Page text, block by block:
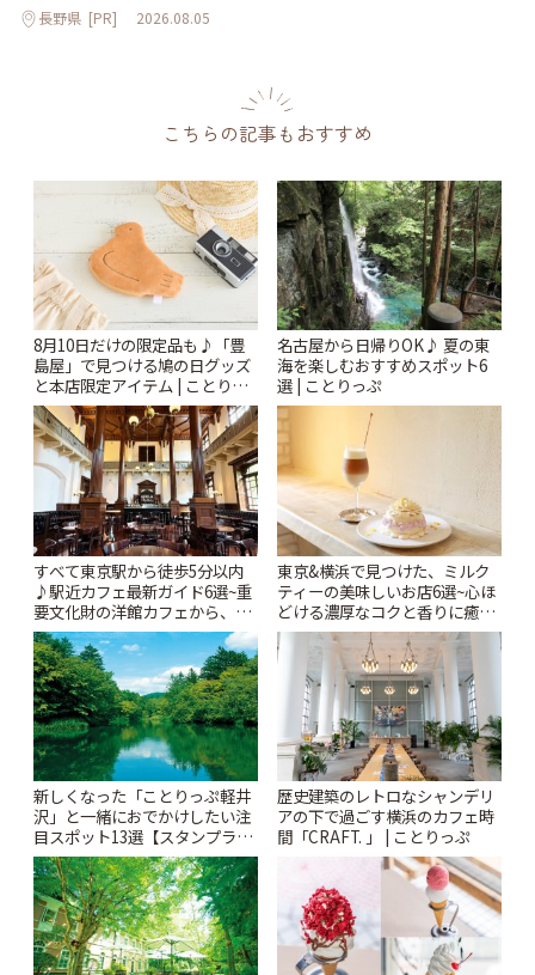
長野県 [PR] 2026.08.05
こちらの記事もおすすめ
8月10日だけの限定品も♪「豊
島屋」で見つける鳩の日グッズ
と本店限定アイテム | ことりっ
ぷ
名古屋から日帰りOK♪ 夏の東
海を楽しむおすすめスポット6
選 | ことりっぷ
すべて東京駅から徒歩5分以内
♪駅近カフェ最新ガイド6選~重
要文化財の洋館カフェから、改
札すぐのレトロ喫茶まで~ | こと
りっぷ
東京&横浜で見つけた、ミルク
ティーの美味しいお店6選~心ほ
どける濃厚なコクと香りに癒や
されるティータイム~ | ことりっ
ぷ
新しくなった「ことりっぷ軽井
沢」と一緒におでかけしたい注
目スポット13選【スタンプラリ
ー開催中】 | ことりっぷ
歴史建築のレトロなシャンデリ
アの下で過ごす横浜のカフェ時
間「CRAFT. 」 | ことりっぷ